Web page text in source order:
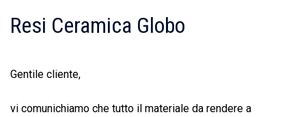
Resi Ceramica Globo
Gentile cliente,
vi comunichiamo che tutto il materiale da rendere a